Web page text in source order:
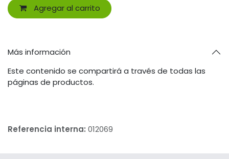
Agregar al carrito
Más información
Este contenido se compartirá a través de todas las
páginas de productos.
Referencia interna: 012069